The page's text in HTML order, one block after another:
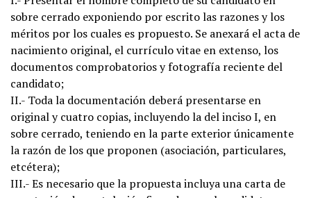
sobre cerrado exponiendo por escrito las razones y los
méritos por los cuales es propuesto. Se anexará el acta de
nacimiento original, el currículo vitae en extenso, los
documentos comprobatorios y fotografía reciente del
candidato;
II.- Toda la documentación deberá presentarse en
original y cuatro copias, incluyendo la del inciso I, en
sobre cerrado, teniendo en la parte exterior únicamente
la razón de los que proponen (asociación, particulares,
etcétera);
III.- Es necesario que la propuesta incluya una carta de